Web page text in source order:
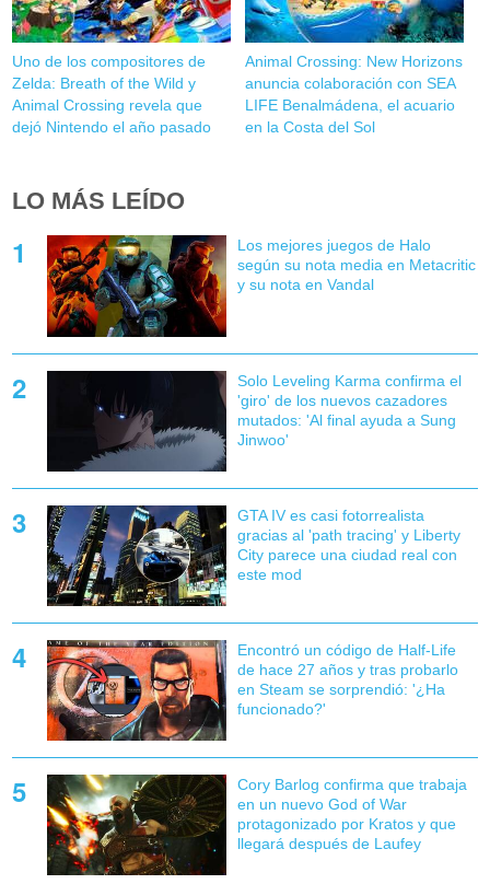
Uno de los compositores de
Zelda: Breath of the Wild y
Animal Crossing revela que
dejó Nintendo el año pasado
Animal Crossing: New Horizons
anuncia colaboración con SEA
LIFE Benalmádena, el acuario
en la Costa del Sol
LO MÁS LEÍDO
Los mejores juegos de Halo
según su nota media en Metacritic
y su nota en Vandal
Solo Leveling Karma confirma el
'giro' de los nuevos cazadores
mutados: 'Al final ayuda a Sung
Jinwoo'
GTA IV es casi fotorrealista
gracias al 'path tracing' y Liberty
City parece una ciudad real con
este mod
Encontró un código de Half-Life
de hace 27 años y tras probarlo
en Steam se sorprendió: '¿Ha
funcionado?'
Cory Barlog confirma que trabaja
en un nuevo God of War
protagonizado por Kratos y que
llegará después de Laufey